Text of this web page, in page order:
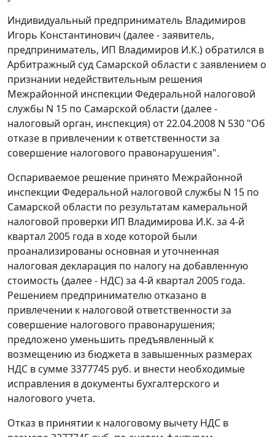
Индивидуальный предприниматель Владимиров
Игорь Константинович (далее - заявитель,
предприниматель, ИП Владимиров И.К.) обратился в
Арбитражный суд Самарской области с заявлением о
признании недействительным решения
Межрайонной инспекции Федеральной налоговой
службы N 15 по Самарской области (далее -
налоговый орган, инспекция) от 22.04.2008 N 530 "Об
отказе в привлечении к ответственности за
совершение налогового правонарушения".
Оспариваемое решение принято Межрайонной
инспекции Федеральной налоговой службы N 15 по
Самарской области по результатам камеральной
налоговой проверки ИП Владимирова И.К. за 4-й
квартал 2005 года в ходе которой были
проанализированы основная и уточненная
налоговая декларация по налогу на добавленную
стоимость (далее - НДС) за 4-й квартал 2005 года.
Решением предпринимателю отказано в
привлечении к налоговой ответственности за
совершение налогового правонарушения;
предложено уменьшить предъявленный к
возмещению из бюджета в завышенных размерах
НДС в сумме 3377745 руб. и внести необходимые
исправления в документы бухгалтерского и
налогового учета.
Отказ в принятии к налоговому вычету НДС в